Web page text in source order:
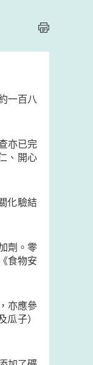
一百八
亦已完
、開心
化驗結
劑。零
食物安
亦應參
瓜子）